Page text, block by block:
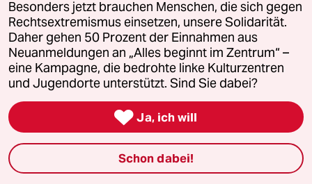
Feedback
Aboservice
ePaper Login
Downloads für Abonnierende
Besonders jetzt brauchen Menschen, die sich gegen
Rechtsextremismus einsetzen, unsere Solidarität.
Daher gehen 50 Prozent der Einnahmen aus
Neuanmeldungen an „Alles beginnt im Zentrum“ –
eine Kampagne, die bedrohte linke Kulturzentren
und Jugendorte unterstützt. Sind Sie dabei?
 Ja, ich will
Schon dabei!